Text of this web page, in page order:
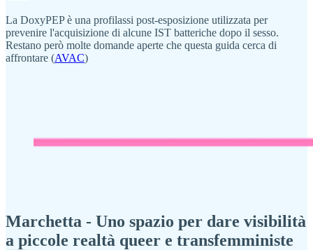
La DoxyPEP è una profilassi post-esposizione utilizzata per
prevenire l'acquisizione di alcune IST batteriche dopo il sesso.
Restano però molte domande aperte che questa guida cerca di
affrontare (AVAC)
Marchetta - Uno spazio per dare visibilità
a piccole realtà queer e transfemministe